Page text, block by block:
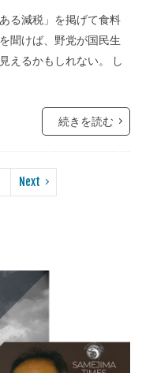
る減税」を掲げて食料
聞けば、野党が国民生
えるかもしれない。 し
続きを読む
Next